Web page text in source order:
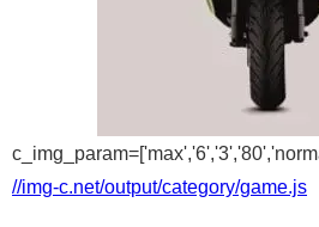
//img-c.net/output/category/game.js